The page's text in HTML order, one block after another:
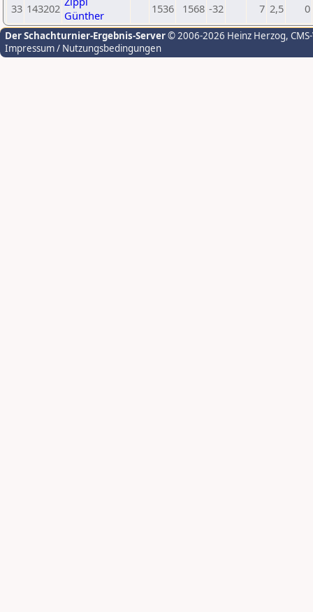
33 143202 Günther
1536 1568 -32 7 2,5 0
Der Schachturnier-Ergebnis-Server© 2006-2026 Heinz Herzog,
Impressum / Nutzungsbedingungen